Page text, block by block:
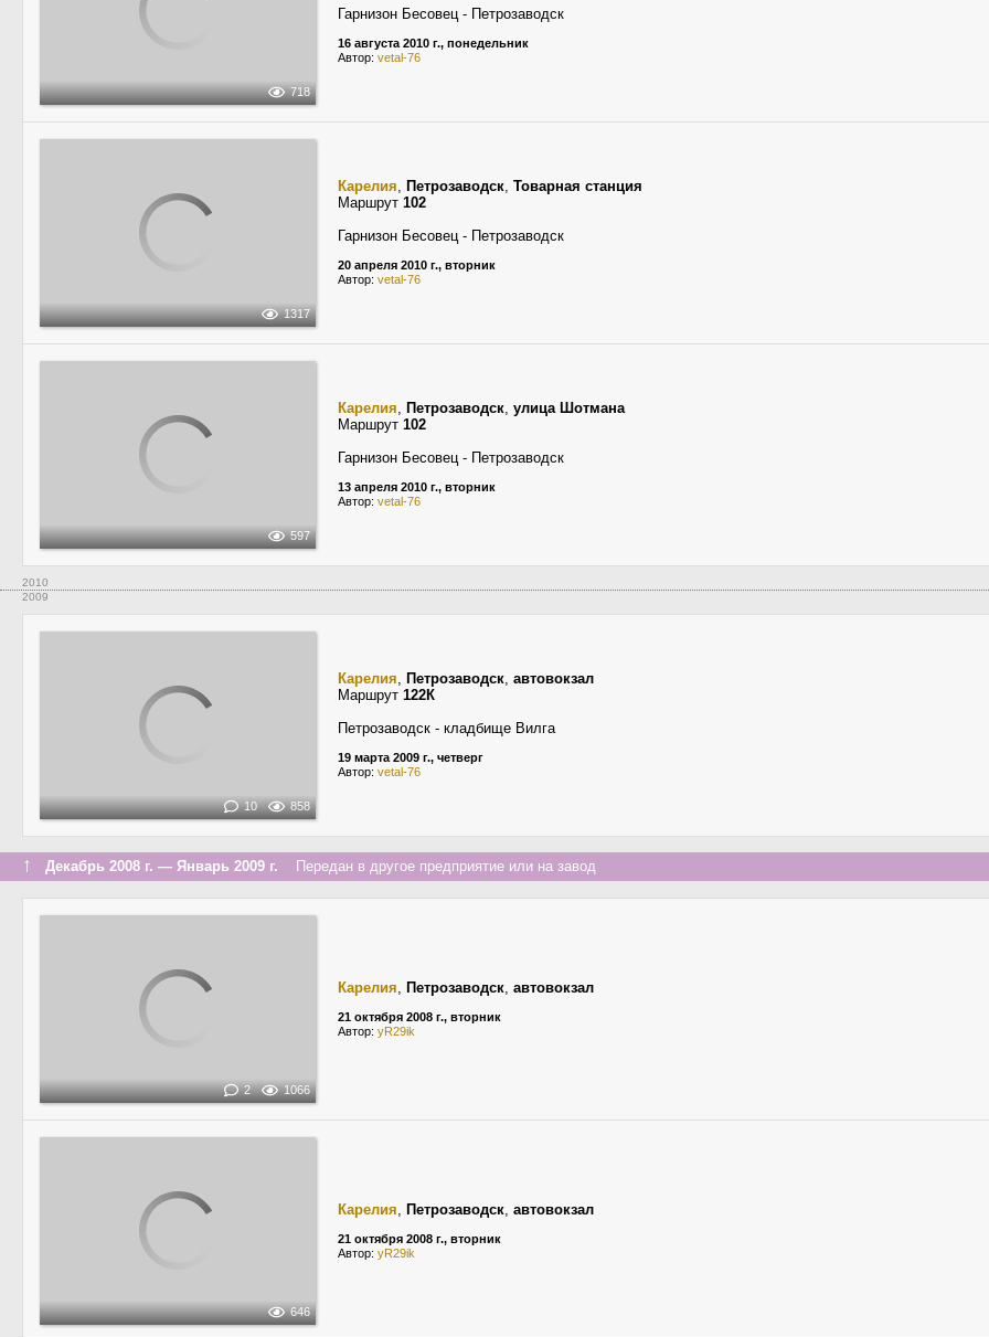
718
Гарнизон Бесовец - Петрозаводск
16 августа 2010 г., понедельник
Автор: vetal-76
1317
Карелия, Петрозаводск, Товарная станция
Маршрут 102
Гарнизон Бесовец - Петрозаводск
20 апреля 2010 г., вторник
Автор: vetal-76
597
Карелия, Петрозаводск, улица Шотмана
Маршрут 102
Гарнизон Бесовец - Петрозаводск
13 апреля 2010 г., вторник
Автор: vetal-76
2010
2009
10 858
Карелия, Петрозаводск, автовокзал
Маршрут 122К
Петрозаводск - кладбище Вилга
19 марта 2009 г., четверг
Автор: vetal-76
↑ Декабрь 2008 г. — Январь 2009 г. Передан в другое предприятие или на завод
2 1066
Карелия, Петрозаводск, автовокзал
21 октября 2008 г., вторник
Автор: yR29ik
646
Карелия, Петрозаводск, автовокзал
21 октября 2008 г., вторник
Автор: yR29ik